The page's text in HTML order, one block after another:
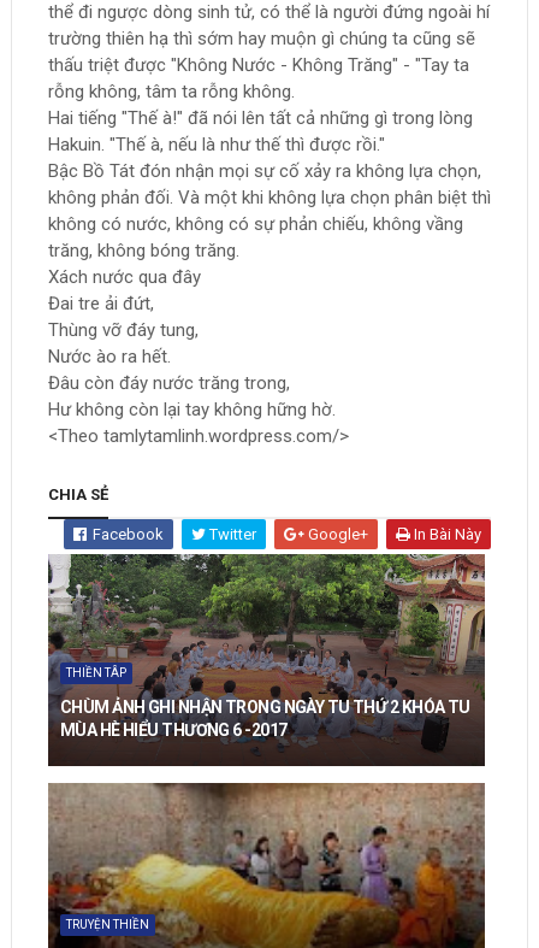
thể đi ngược dòng sinh tử, có thể là người đứng ngoài hí
trường thiên hạ thì sớm hay muộn gì chúng ta cũng sẽ
thấu triệt được "Không Nước - Không Trăng" - "Tay ta
rỗng không, tâm ta rỗng không.
Hai tiếng "Thế à!" đã nói lên tất cả những gì trong lòng
Hakuin. "Thế à, nếu là như thế thì được rồi."
Bậc Bồ Tát đón nhận mọi sự cố xảy ra không lựa chọn,
không phản đối. Và một khi không lựa chọn phân biệt thì
không có nước, không có sự phản chiếu, không vầng
trăng, không bóng trăng.
Xách nước qua đây
Đai tre ải đứt,
Thùng vỡ đáy tung,
Nước ào ra hết.
Đâu còn đáy nước trăng trong,
Hư không còn lại tay không hững hờ.
<Theo tamlytamlinh.wordpress.com/>
CHIA SẺ
Facebook Twitter Google+ In Bài Này
THIỀN TÂP
CHÙM ẢNH GHI NHẬN TRONG NGÀY TU THỨ 2 KHÓA TU
MÙA HÈ HIỂU THƯƠNG 6 -2017
TRUYỆN THIỀN